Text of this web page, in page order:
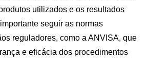
utilizados e os resultados
seguir as normas
reguladores, como a ANVISA, que
e eficácia dos procedimentos